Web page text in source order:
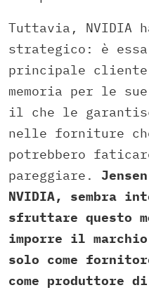
Tuttavia, NVIDIA
strategico: è
principale
memoria per le
il che le
nelle forniture
potrebbero
pareggiare.
NVIDIA, sembra
sfruttare questo
imporre il marchio
solo come
come produttore